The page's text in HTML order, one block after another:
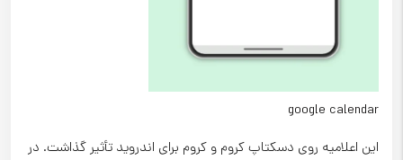
google calendar
این اعلامیه روی دسکتاپ کروم و کروم برای اندروید تأثیر گذاشت. در